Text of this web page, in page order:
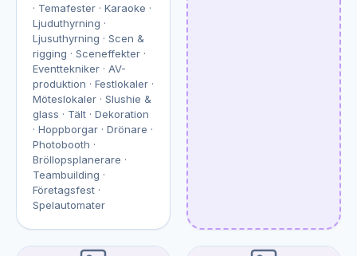
· Temafester · Karaoke ·
Ljuduthyrning ·
Ljusuthyrning · Scen &
rigging · Sceneffekter ·
Eventtekniker · AV-
produktion · Festlokaler ·
Möteslokaler · Slushie &
glass · Tält · Dekoration
· Hoppborgar · Drönare ·
Photobooth ·
Bröllopsplanerare ·
Teambuilding ·
Företagsfest ·
Spelautomater